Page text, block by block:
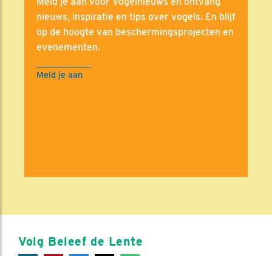
nieuws, inspiratie en tips over vogels. En blijf
op de hoogte van beschermingsprojecten en
evenementen.
Meld je aan
Volg Beleef de Lente